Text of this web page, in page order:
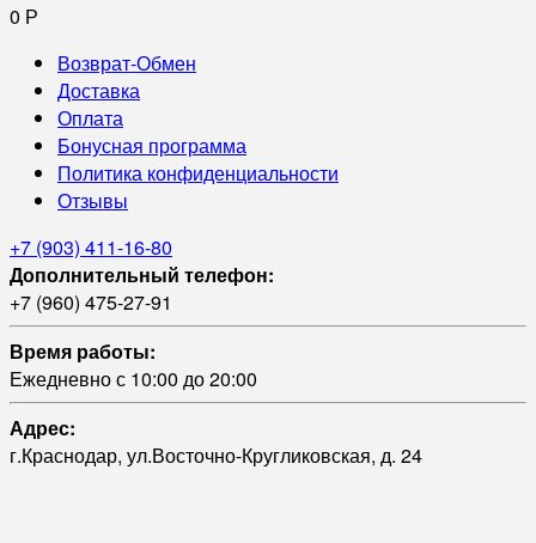
0 Р
Возврат-Обмен
Доставка
Оплата
Бонусная программа
Политика конфиденциальности
Отзывы
+7 (903) 411-16-80
Дополнительный телефон:
+7 (960) 475-27-91
Время работы:
Ежедневно с 10:00 до 20:00
Адрес:
г.Краснодар, ул.Восточно-Кругликовская, д. 24